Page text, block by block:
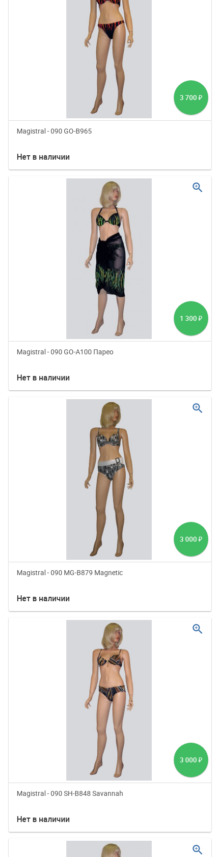
3 700 ₽
Magistral - 090 GO-B965
Нет в наличии
1 300 ₽
Magistral - 090 GO-A100 Парео
Нет в наличии
zoom_in
3 000 ₽
Magistral - 090 MG-B879 Magnetic
Нет в наличии
zoom_in
3 000 ₽
Magistral - 090 SH-B848 Savannah
Нет в наличии
zoom_in
zoom_in